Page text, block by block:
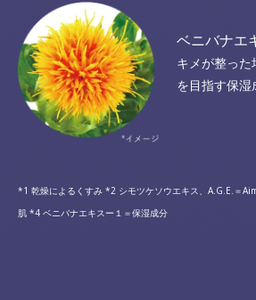
ベニバナエ
キメが整った
を目指す保湿
*1 乾燥によるくすみ *2 シモツケソウエキス、A.G.E.＝
肌 *4 ベニバナエキスー１＝保湿成分